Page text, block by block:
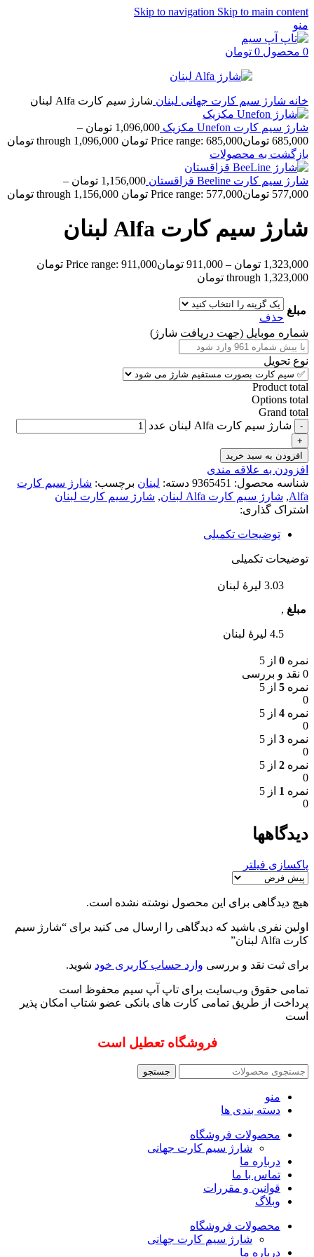
Skip to navigation Skip to main content
منو
0 محصول 0 تومان
خانه شارژ سیم کارت جهانی لبنان شارژ سیم کارت Alfa لبنان
شارژ سیم کارت Unefon مکزیک 1,096,000 تومان –
685,000 تومانPrice range: 685,000 تومان through 1,096,000 تومان
بازگشت به محصولات
شارژ سیم کارت Beeline قزاقستان 1,156,000 تومان –
577,000 تومانPrice range: 577,000 تومان through 1,156,000 تومان
شارژ سیم کارت Alfa لبنان
1,323,000 تومان –
911,000 تومان
Price range: 911,000 تومان
through 1,323,000 تومان
مبلغ
حذف
شماره موبایل (جهت دریافت شارژ)
نوع تحویل
Product total
Options total
Grand total
شارژ سیم کارت Alfa لبنان عدد
افزودن به سبد خرید
افزودن به علاقه مندی
شناسه محصول: 9365451 دسته: لبنان برچسب: شارژ سیم کارت
Alfa
, شارژ سیم کارت Alfa لبنان , شارژ سیم کارت لبنان
اشتراک گذاری:
توضیحات تکمیلی
توضیحات تکمیلی
مبلغ
3.03 لیرهٔ لبنان
,
4.5 لیرهٔ لبنان
نمره 0 از 5
0 نقد و بررسی
نمره 5 از 5
0
نمره 4 از 5
0
نمره 3 از 5
0
نمره 2 از 5
0
نمره 1 از 5
0
دیدگاهها
پاکسازی فیلتر
هیچ دیدگاهی برای این محصول نوشته نشده است.
اولین نفری باشید که دیدگاهی را ارسال می کنید برای “شارژ سیم
کارت Alfa لبنان”
برای ثبت نقد و بررسی وارد حساب کاربری خود شوید.
تمامی حقوق وب‌سایت برای تاپ آپ سیم محفوظ است
پرداخت از طریق تمامی کارت های بانکی عضو شتاب امکان پذیر
است
فروشگاه تعطیل است
جستجو
منو
دسته بندی ها
محصولات فروشگاه
شارژ سیم کارت جهانی
درباره ما
تماس با ما
قوانین و مقررات
وبلاگ
محصولات فروشگاه
شارژ سیم کارت جهانی
درباره ما